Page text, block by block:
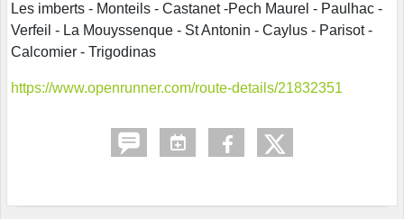
Les imberts - Monteils - Castanet -Pech Maurel - Paulhac -
Verfeil - La Mouyssenque - St Antonin - Caylus - Parisot -
Calcomier - Trigodinas
https://www.openrunner.com/route-details/21832351